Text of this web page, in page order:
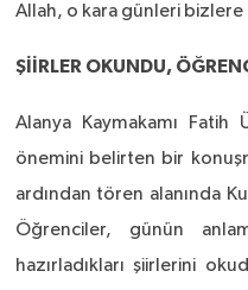
Allah, o kara günleri bizlere
ŞİİRLER OKUNDU,
Alanya Kaymakamı
önemini belirten bir
ardından tören alanında
Öğrenciler, günün
hazırladıkları şiirlerini